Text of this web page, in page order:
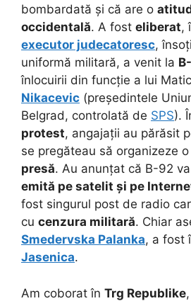
bombardată și că are o
occidentală. A fost eliberat,
executor judecatoresc,
uniformă militară, a venit la
înlocuirii din funcție a lui
Nikacevic (președintele
Belgrad, controlată de SPS).
protest, angajații au părăsit
se pregăteau să organizeze o
presă. Au anunțat că B-92
emită pe satelit și pe
fost singurul post de radio
cu cenzura militară. Chiar
Smedervska Palanka, a fost
Jasenica.
Am coborat în Trg Republike